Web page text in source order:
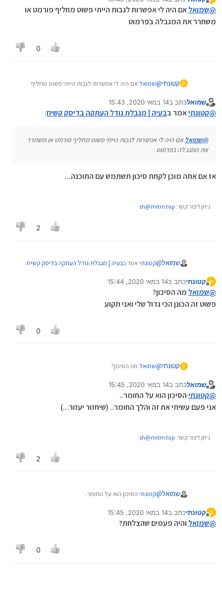
מנותק נערך לאחרונה על ידי
@שמואלאם היה לי אפשרות לגבות הייתי פשוט מחליף פורמט או
משחרר את המגבלה בפרמוט
0
ק קטונתי@שמואל אם היה לי אפשרות לגבות הייתי פשוט מחליף
מנותק
שמואלכתב ב14 במאי 2020, 15:43
נערך לאחרונה על ידי
@קטונתיאמר בבעיה | מגבלת גודל העתקה בדיסק קשיח:
@שמואל אם היה לי אפשרות לגבות הייתי פשוט מחליף פורמט או משחרר
את המגבלה בפרמוט
אז אם אתה מוכן לקחת סיכון תשתמש עם התוכנה...
ניתן ליצור קשר: sh@mitm.top
2
שמואל@קטונתיאמר בבעיה | מגבלת גודל העתקה בדיסק קשיח:
@
פורמט או משחרר את המגבלה בפרמוט
אז אם אתה מוכן לקחת סיכון תשתמש עם התוכנה...
ק
מנותק
קטונתיכתב ב14 במאי 2020, 15:44
נערך לאחרונה על ידי
@שמואל מה הסיכון?
פשוט זה הכונן הכי גדול שלי ואני תקוע
0
ק קטונתי@שמואל מה הסיכון?
מנותק
שמואלכתב ב14 במאי 2020, 15:45
נערך לאחרונה על ידי
@קטונתיהסיכון הוא על החומר..
אני פעם עשיתי את זה והלך החומר.. (שיחזור יעזור...)
ניתן ליצור קשר: sh@mitm.top
2
שמואל@קטונתי הסיכון הוא על החומר..
ק קטונתיכתב ב14 במאי 2020, 15:45
נערך לאחרונה על ידי
@שמואל והיה פעמים שהצלחת?
0